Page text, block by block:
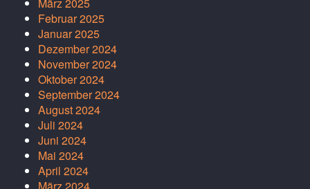
März 2025
Februar 2025
Januar 2025
Dezember 2024
November 2024
Oktober 2024
September 2024
August 2024
Juli 2024
Juni 2024
Mai 2024
April 2024